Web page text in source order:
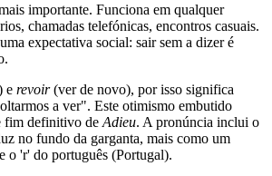
importante. Funciona em qualquer
chamadas telefónicas, encontros casuais.
expectativa social: sair sem a dizer é
e revoir(ver de novo), por isso significa
a ver". Este otimismo embutido
fim definitivo de Adieu. A pronúncia inclui o
no fundo da garganta, mais como um
o 'r' do português (Portugal).